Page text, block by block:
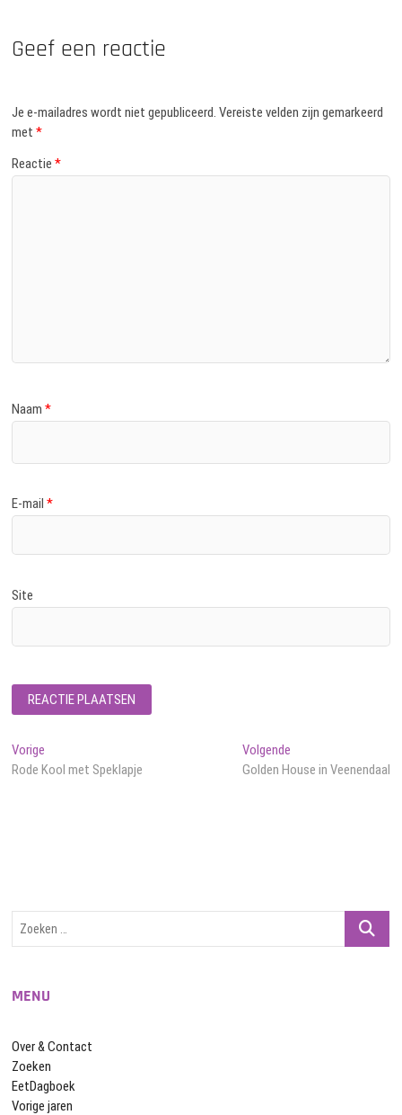
Geef een reactie
Je e-mailadres wordt niet gepubliceerd. Vereiste velden zijn gemarkeerd
met*
Reactie*
Naam*
E-mail*
Site
Bericht
navigatie
Vorige
bericht:
Rode Kool met Speklapje
VolgendeVolgend
bericht:
Golden House in Veenendaal
Zoeken
MENU
Over & Contact
Zoeken
EetDagboek
Vorige jaren